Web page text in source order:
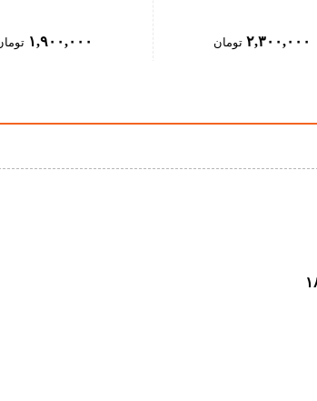
۲,۳۰۰,۰۰۰ تومان ۱,۹۰۰,۰۰۰